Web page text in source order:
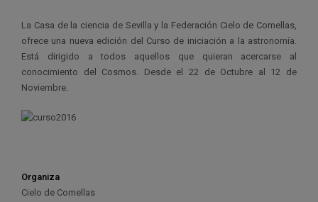
La Casa de la ciencia de Sevilla y la Federación Cielo de Comellas,
ofrece una nueva edición del Curso de iniciación a la astronomía.
Está dirigido a todos aquellos que quieran acercarse al
conocimiento del Cosmos. Desde el 22 de Octubre al 12 de
Noviembre.
Organiza
Cielo de Comellas